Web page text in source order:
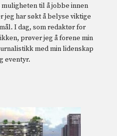
til å jobbe innen
jeg har søkt å belyse viktige
I dag, som redaktør for
prøver jeg å forene min
med min lidenskap
eventyr.